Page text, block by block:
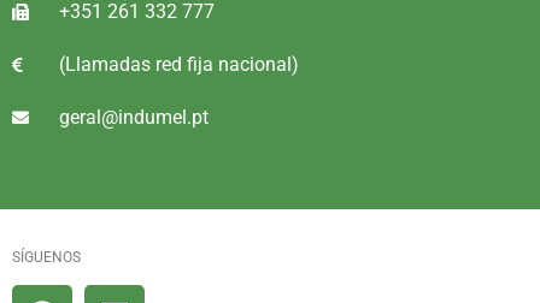
+351 261 332 777
(Llamadas red fija nacional)
geral@indumel.pt
SÍGUENOS